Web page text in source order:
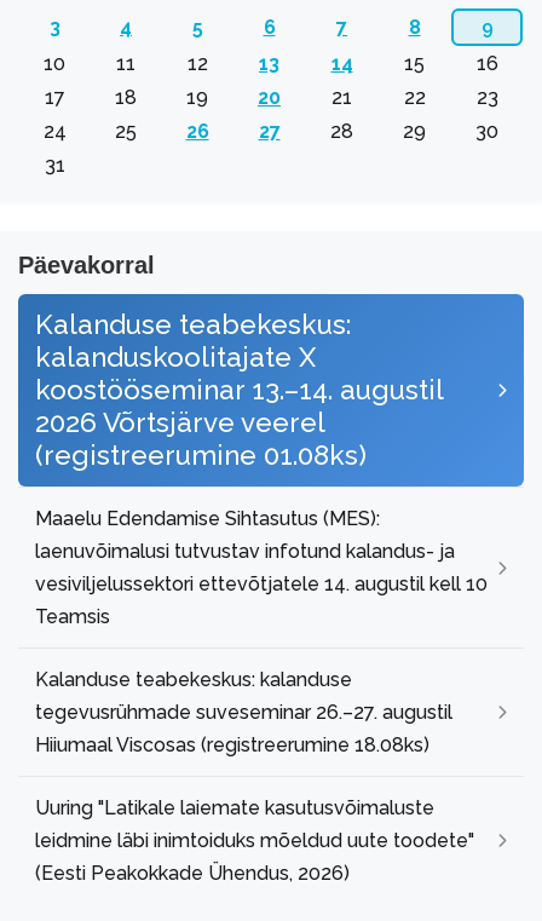
3
4 5 6 7 8
9
10
11 12 13 14 15
16
17
18 19 20 21 22
23
24
25 26 27 28 29
30
31
Päevakorral
Kalanduse teabekeskus:
kalanduskoolitajate X
koostööseminar 13.–14. augustil
2026 Võrtsjärve veerel
(registreerumine 01.08ks)
Maaelu Edendamise Sihtasutus (MES):
laenuvõimalusi tutvustav infotund kalandus- ja
vesiviljelussektori ettevõtjatele 14. augustil kell 10
Teamsis
Kalanduse teabekeskus: kalanduse
tegevusrühmade suveseminar 26.–27. augustil
Hiiumaal Viscosas (registreerumine 18.08ks)
Uuring "Latikale laiemate kasutusvõimaluste
leidmine läbi inimtoiduks mõeldud uute toodete"
(Eesti Peakokkade Ühendus, 2026)